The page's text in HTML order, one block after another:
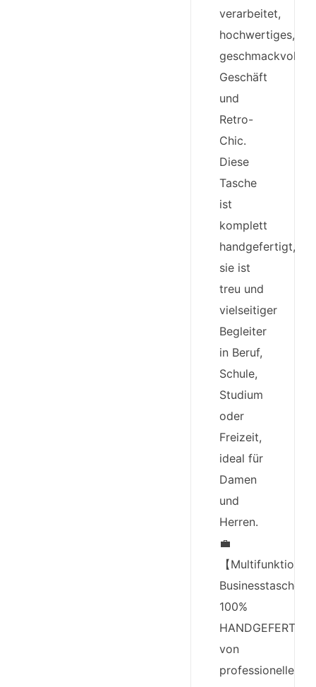
verarbeitet,
hochwertiges,
geschmackvolles
Geschäft
und
Retro-
Chic.
Diese
Tasche
ist
komplett
handgefertigt,
sie ist
treu und
vielseitiger
Begleiter
in Beruf,
Schule,
Studium
oder
Freizeit,
ideal für
Damen
und
Herren.
💼
【Multifunktionale
Businesstasche】
100%
HANDGEFERTIGT
von
professionellen